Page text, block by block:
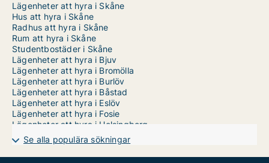
Lägenheter att hyra i Skåne
Hus att hyra i Skåne
Radhus att hyra i Skåne
Rum att hyra i Skåne
Studentbostäder i Skåne
Lägenheter att hyra i Bjuv
Lägenheter att hyra i Bromölla
Lägenheter att hyra i Burlöv
Lägenheter att hyra i Båstad
Lägenheter att hyra i Eslöv
Lägenheter att hyra i Fosie
Lägenheter att hyra i Helsingborg
Lägenheter att hyra i Husie
Lägenheter att hyra i Hyllie
Lägenheter att hyra i Hässleholm
Se alla populära sökningar